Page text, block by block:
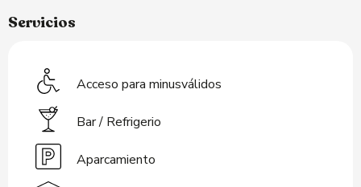
Servicios
Acceso para minusválidos
Bar / Refrigerio
Aparcamiento